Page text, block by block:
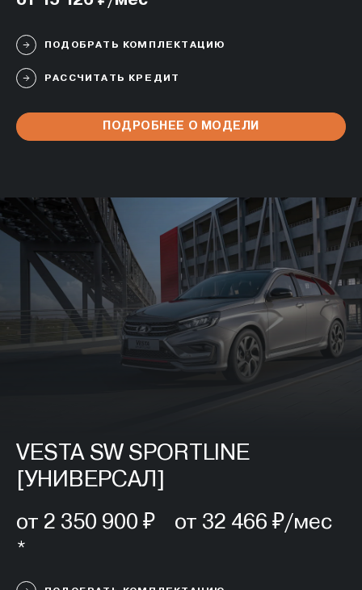
ПОДОБРАТЬ КОМПЛЕКТАЦИЮ
РАССЧИТАТЬ КРЕДИТ
ПОДРОБНЕЕ О МОДЕЛИ
VESTA SW SPORTLINE
[УНИВЕРСАЛ]
от 2 350 900 ₽ от 32 466 ₽/мес
*